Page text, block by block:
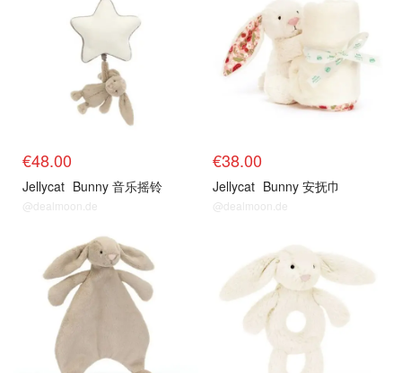
€48.00
Jellycat Bunny 音乐摇铃
@dealmoon.de
€38.00
Jellycat Bunny 安抚巾
@dealmoon.de